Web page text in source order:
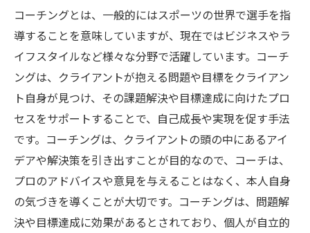
コーチングとは、一般的にはスポーツの世界で選手を指
導することを意味していますが、現在ではビジネスやラ
イフスタイルなど様々な分野で活躍しています。コーチ
ングは、クライアントが抱える問題や目標をクライアン
ト自身が見つけ、その課題解決や目標達成に向けたプロ
セスをサポートすることで、自己成長や実現を促す手法
です。コーチングは、クライアントの頭の中にあるアイ
デアや解決策を引き出すことが目的なので、コーチは、
プロのアドバイスや意見を与えることはなく、本人自身
の気づきを導くことが大切です。コーチングは、問題解
決や目標達成に効果があるとされており、個人が自立的